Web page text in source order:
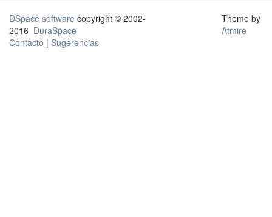
DSpace software copyright © 2002-
2016 DuraSpace
Contacto | Sugerencias
Theme by
Atmire